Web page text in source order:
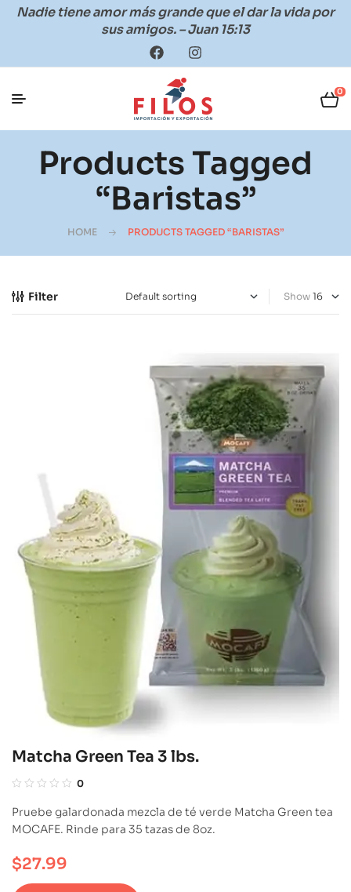
Nadie tiene amor más grande que el dar la vida por
sus amigos. – Juan 15:13
0
Products Tagged
“baristas”
HOME PRODUCTS TAGGED “BARISTAS”
Filter Show
Matcha Green Tea 3 lbs.
0
Pruebe galardonada mezcla de té verde Matcha Green tea
MOCAFE. Rinde para 35 tazas de 8oz.
$27.99